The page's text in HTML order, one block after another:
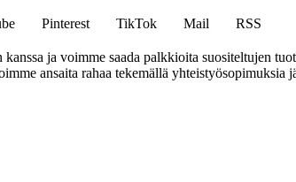
Pinterest TikTok Mail
RSS
ja voimme saada palkkioita suositeltujen
ansaita rahaa tekemällä